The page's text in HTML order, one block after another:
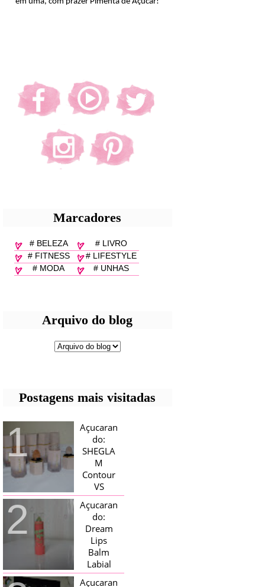
Marcadores
# BELEZA
# LIVRO
# FITNESS
# LIFESTYLE
# MODA
# UNHAS
Arquivo do blog
Postagens mais visitadas
Açucaran
do:
SHEGLA
M
Contour
VS
Bronzer!
HELLO AÇUCARADAS, E NESTE
MÊS CHEGOU AQUI EM CASA UMA
CAIXA RECHEADA DE SHEGLAM,
TINHA BLUSH, ILUMINADORES E
TODOS OS BRONZER E
CONTORNOS ...
Açucaran
do:
Dream
Lips
Balm
Labial
Magico
Açucaran